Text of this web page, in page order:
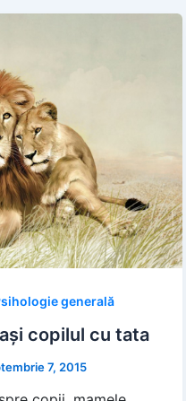
generală
copilul cu tata
7, 2015